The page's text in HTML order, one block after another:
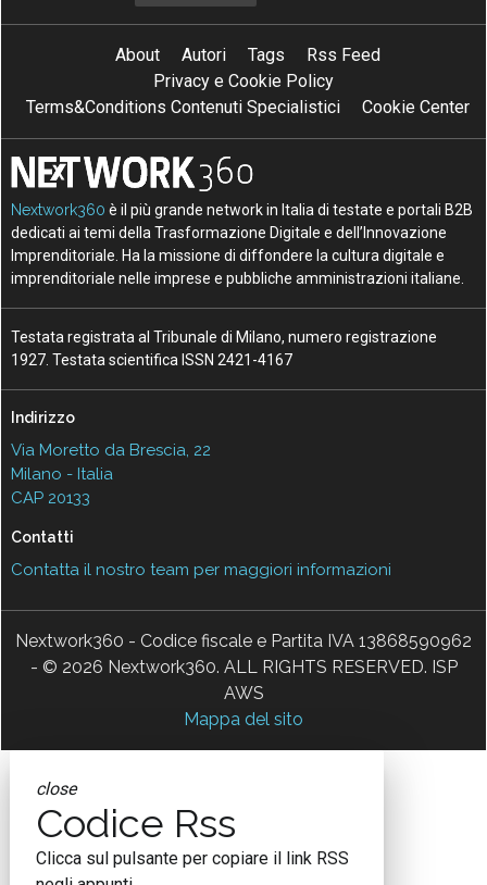
About Autori Tags
Rss Feed
Privacy e Cookie Policy
Terms&Conditions Contenuti Specialistici
Cookie Center
Nextwork360 è il più grande network in Italia di testate e portali B2B
dedicati ai temi della Trasformazione Digitale e dell’Innovazione
Imprenditoriale. Ha la missione di diffondere la cultura digitale e
imprenditoriale nelle imprese e pubbliche amministrazioni italiane.
Testata registrata al Tribunale di Milano, numero registrazione
1927. Testata scientifica ISSN 2421-4167
Indirizzo
Via Moretto da Brescia, 22
Milano - Italia
CAP 20133
Contatti
Contatta il nostro team per maggiori informazioni
Nextwork360 - Codice fiscale e Partita IVA 13868590962
- © 2026 Nextwork360. ALL RIGHTS RESERVED. ISP
AWS
Mappa del sito
close
Codice Rss
Clicca sul pulsante per copiare il link RSS